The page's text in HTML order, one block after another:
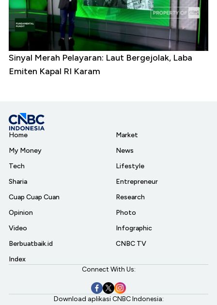
Sinyal Merah Pelayaran: Laut Bergejolak, Laba
Emiten Kapal RI Karam
Home
My Money
Tech
Sharia
Cuap Cuap Cuan
Opinion
Video
Berbuatbaik.id
Index
Market
News
Lifestyle
Entrepreneur
Research
Photo
Infographic
CNBC TV
Connect With Us:
Download aplikasi CNBC Indonesia: